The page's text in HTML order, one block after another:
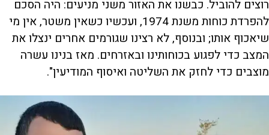
רוצים להוביל. כבשנו את האזור משני מניעים: היה הסכם
להפרדת כוחות משנת 1974, ועכשיו כשאין משטר, אין מי
שיאכוף אותו; ובנוסף, לא רצינו שגורמים אחרים ינצלו את
המצב כדי לפגוע בכוחותינו ובאזרחים. מאז בנינו עשרה
מוצבים כדי לחזק את השליטה ואיסוף המודיעין".